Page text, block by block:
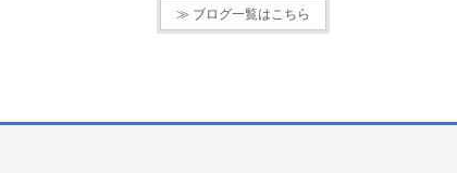
≫ ブログ一覧はこちら